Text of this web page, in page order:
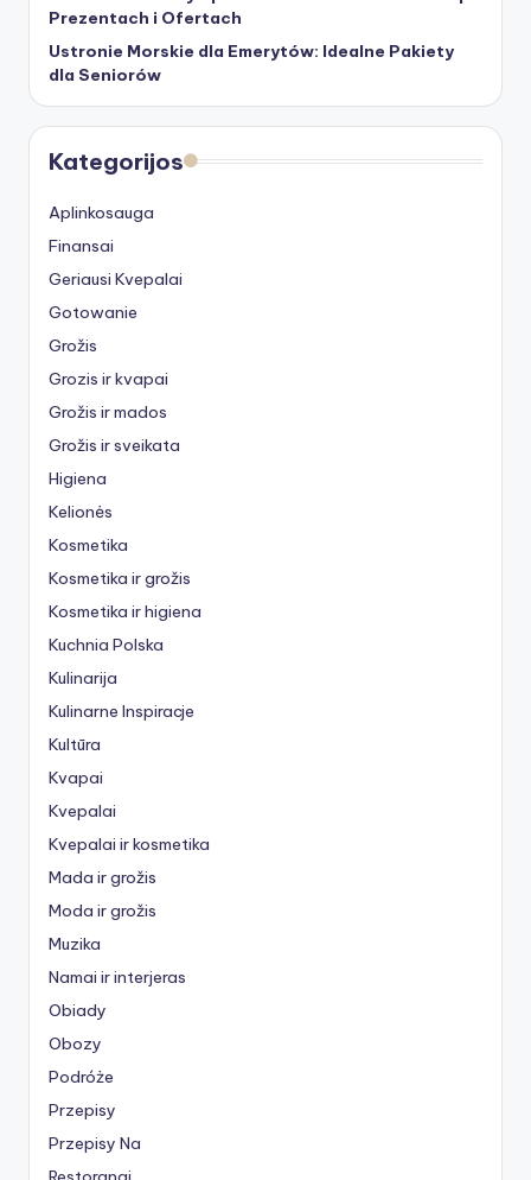
Prezentach i Ofertach
Ustronie Morskie dla Emerytów: Idealne Pakiety
dla Seniorów
Kategorijos
Aplinkosauga
Finansai
Geriausi Kvepalai
Gotowanie
Grožis
Grozis ir kvapai
Grožis ir mados
Grožis ir sveikata
Higiena
Kelionės
Kosmetika
Kosmetika ir grožis
Kosmetika ir higiena
Kuchnia Polska
Kulinarija
Kulinarne Inspiracje
Kultūra
Kvapai
Kvepalai
Kvepalai ir kosmetika
Mada ir grožis
Moda ir grožis
Muzika
Namai ir interjeras
Obiady
Obozy
Podróże
Przepisy
Przepisy Na